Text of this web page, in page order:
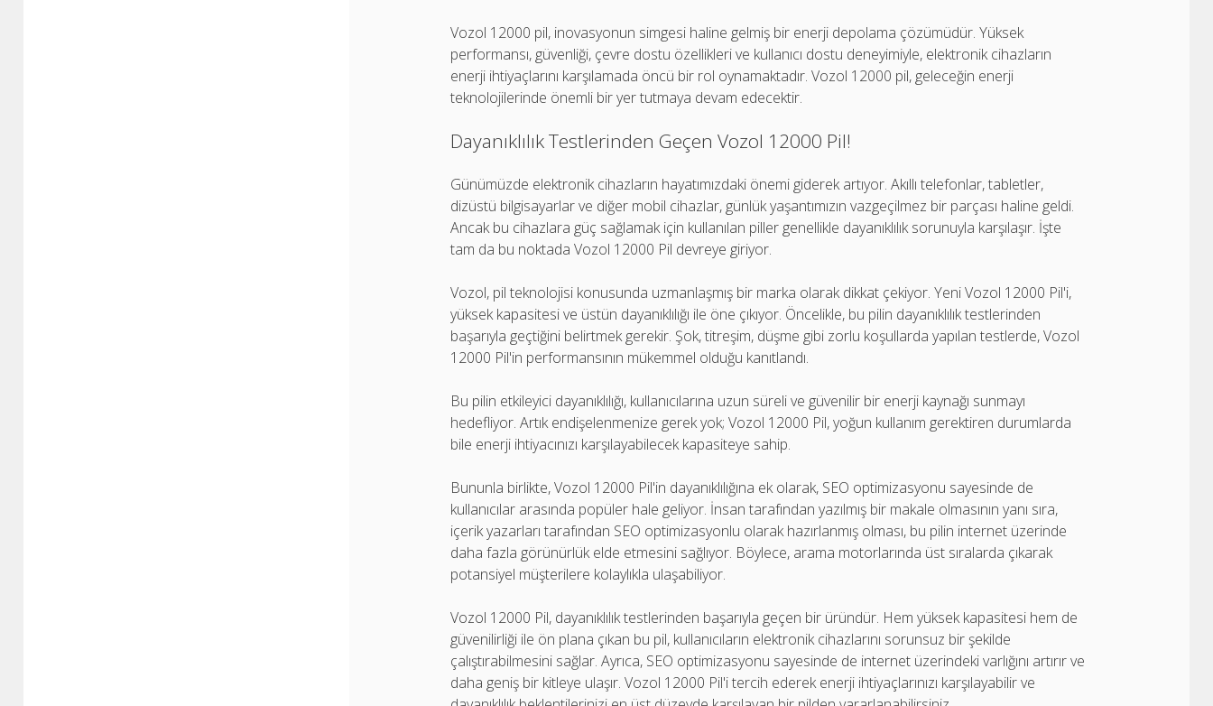
Vozol 12000 pil, inovasyonun simgesi haline gelmiş bir enerji depolama çözümüdür. Yüksek
performansı, güvenliği, çevre dostu özellikleri ve kullanıcı dostu deneyimiyle, elektronik cihazların
enerji ihtiyaçlarını karşılamada öncü bir rol oynamaktadır. Vozol 12000 pil, geleceğin enerji
teknolojilerinde önemli bir yer tutmaya devam edecektir.
Dayanıklılık Testlerinden Geçen Vozol 12000 Pil!
Günümüzde elektronik cihazların hayatımızdaki önemi giderek artıyor. Akıllı telefonlar, tabletler,
dizüstü bilgisayarlar ve diğer mobil cihazlar, günlük yaşantımızın vazgeçilmez bir parçası haline geldi.
Ancak bu cihazlara güç sağlamak için kullanılan piller genellikle dayanıklılık sorunuyla karşılaşır. İşte
tam da bu noktada Vozol 12000 Pil devreye giriyor.
Vozol, pil teknolojisi konusunda uzmanlaşmış bir marka olarak dikkat çekiyor. Yeni Vozol 12000 Pil'i,
yüksek kapasitesi ve üstün dayanıklılığı ile öne çıkıyor. Öncelikle, bu pilin dayanıklılık testlerinden
başarıyla geçtiğini belirtmek gerekir. Şok, titreşim, düşme gibi zorlu koşullarda yapılan testlerde, Vozol
12000 Pil'in performansının mükemmel olduğu kanıtlandı.
Bu pilin etkileyici dayanıklılığı, kullanıcılarına uzun süreli ve güvenilir bir enerji kaynağı sunmayı
hedefliyor. Artık endişelenmenize gerek yok; Vozol 12000 Pil, yoğun kullanım gerektiren durumlarda
bile enerji ihtiyacınızı karşılayabilecek kapasiteye sahip.
Bununla birlikte, Vozol 12000 Pil'in dayanıklılığına ek olarak, SEO optimizasyonu sayesinde de
kullanıcılar arasında popüler hale geliyor. İnsan tarafından yazılmış bir makale olmasının yanı sıra,
içerik yazarları tarafından SEO optimizasyonlu olarak hazırlanmış olması, bu pilin internet üzerinde
daha fazla görünürlük elde etmesini sağlıyor. Böylece, arama motorlarında üst sıralarda çıkarak
potansiyel müşterilere kolaylıkla ulaşabiliyor.
Vozol 12000 Pil, dayanıklılık testlerinden başarıyla geçen bir üründür. Hem yüksek kapasitesi hem de
güvenilirliği ile ön plana çıkan bu pil, kullanıcıların elektronik cihazlarını sorunsuz bir şekilde
çalıştırabilmesini sağlar. Ayrıca, SEO optimizasyonu sayesinde de internet üzerindeki varlığını artırır ve
daha geniş bir kitleye ulaşır. Vozol 12000 Pil'i tercih ederek enerji ihtiyaçlarınızı karşılayabilir ve